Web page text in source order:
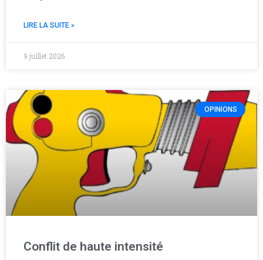
LIRE LA SUITE »
9 juillet 2026
OPINIONS
Conflit de haute intensité